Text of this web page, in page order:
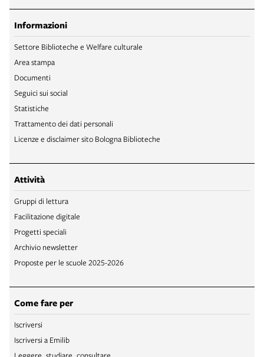
Informazioni
Settore Biblioteche e Welfare culturale
Area stampa
Documenti
Seguici sui social
Statistiche
Trattamento dei dati personali
Licenze e disclaimer sito Bologna Biblioteche
Attività
Gruppi di lettura
Facilitazione digitale
Progetti speciali
Archivio newsletter
Proposte per le scuole 2025-2026
Come fare per
Iscriversi
Iscriversi a Emilib